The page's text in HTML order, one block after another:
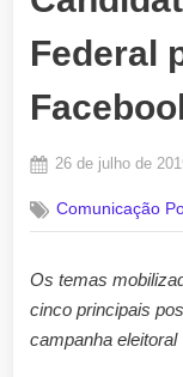
Federal
Posted
26 de julho de
Comunicação
Os temas
cinco principais
campanha eleitoral